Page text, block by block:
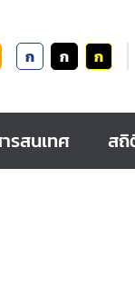
ก ก ก
รสนเทศ สถิ